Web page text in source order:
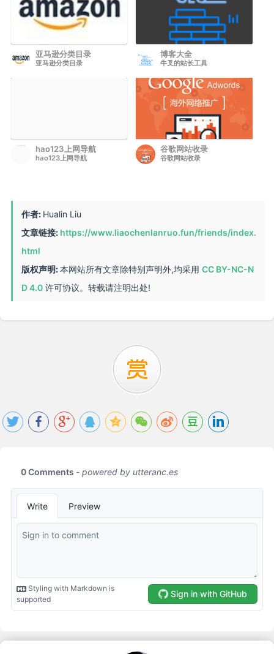
亚马逊分类目录
亚马逊分类目录
博客大全
牛叉的站长工具
hao123上网导航
hao123上网导航
谷歌网站收录
谷歌网站收录
作者: Hualin Liu
文章链接: https://www.liaochenlanruo.fun/friends/index.
html
版权声明:本网站所有文章除特别声明外,均采用 CC BY-NC-N
D 4.0 许可协议。转载请注明出处!